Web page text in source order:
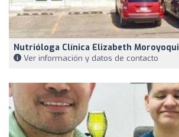
Nutrióloga Clínica Elizabeth Moroyoqui
Ver información y datos de contacto